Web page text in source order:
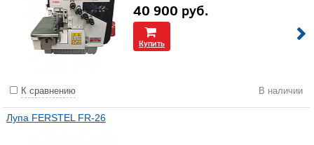
40 900 руб.
Купить
К сравнению В наличии
Лупа FERSTEL FR-26